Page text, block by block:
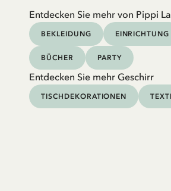
Entdecken Sie mehr von Pippi
BEKLEIDUNG EINRICHTUNG
BÜCHER PARTY
Entdecken Sie mehr Geschirr
TISCHDEKORATIONEN